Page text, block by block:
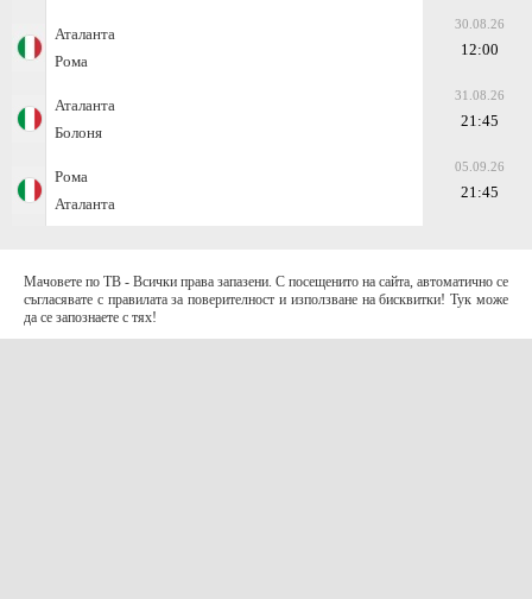
Аталанта
Рома
30.08.26
12:00
Аталанта
Болоня
31.08.26
21:45
Рома
Аталанта
05.09.26
21:45
Мачовете по ТВ - Всички права запазени. С посещенито на сайта, автоматично се
съгласявате с правилата за поверителност и използване на бисквитки! Тук може
да се запознаете с тях!